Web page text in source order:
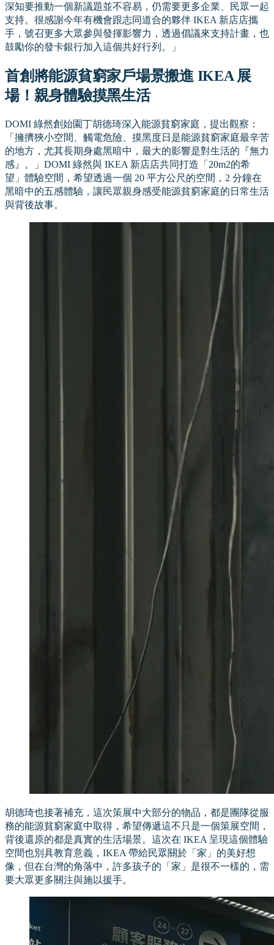
深知要推動一個新議題並不容易，仍需要更多企業、民眾一起
支持。很感謝今年有機會跟志同道合的夥伴 IKEA 新店店攜
手，號召更多大眾參與發揮影響力，透過倡議來支持計畫，也
鼓勵你的發卡銀行加入這個共好行列。」
首創將能源貧窮家戶場景搬進 IKEA 展
場！親身體驗摸黑生活
DOMI 綠然創始園丁胡德琦深入能源貧窮家庭，提出觀察：
「擁擠狹小空間、觸電危險、摸黑度日是能源貧窮家庭最辛苦
的地方，尤其長期身處黑暗中，最大的影響是對生活的『無力
感』。」DOMI 綠然與 IKEA 新店店共同打造「20m2的希
望」體驗空間，希望透過一個 20 平方公尺的空間，2 分鐘在
黑暗中的五感體驗，讓民眾親身感受能源貧窮家庭的日常生活
與背後故事。
胡德琦也接著補充，這次策展中大部分的物品，都是團隊從服
務的能源貧窮家庭中取得，希望傳遞這不只是一個策展空間，
背後還原的都是真實的生活場景。這次在 IKEA 呈現這個體驗
空間也別具教育意義，IKEA 帶給民眾關於「家」的美好想
像，但在台灣的角落中，許多孩子的「家」是很不一樣的，需
要大眾更多關注與施以援手。